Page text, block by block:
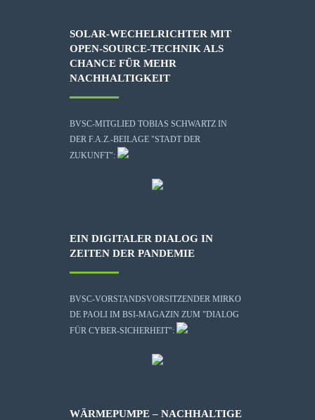
SOLAR-WECHELRICHTER MIT
OPEN-SOURCE-TECHNIK ALS
CHANCE FÜR MEHR
NACHHALTIGKEIT
BVSC-MITGLIED TOBIAS SCHWARTZ IN
DER F.A.Z.-BEILAGE "STADT DER
ZUKUNFT":
EIN DIGITALER DIALOG IN
ZEITEN DER PANDEMIE
BVSC-VORSTANDSVORSITZENDER MIRKO
DE PAOLI IM BSI-MAGAZIN ZUM "DIALOG
FÜR CYBER-SICHERHEIT":
WÄRMEPUMPE – NACHHALTIGE